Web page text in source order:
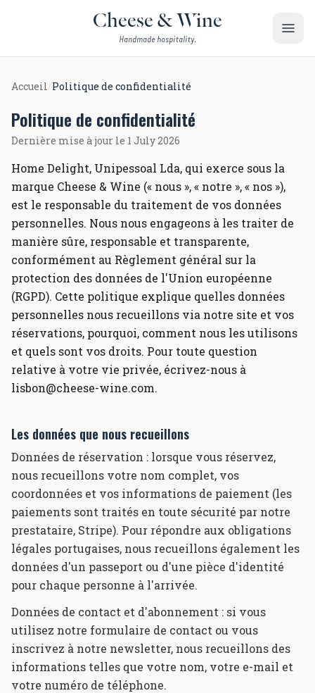
Cheese & Wine
Handmade hospitality.
Accueil/Politique de confidentialité
Politique de confidentialité
Dernière mise à jour le 1 July 2026
Home Delight, Unipessoal Lda, qui exerce sous la
marque Cheese & Wine (« nous », « notre », « nos »),
est le responsable du traitement de vos données
personnelles. Nous nous engageons à les traiter de
manière sûre, responsable et transparente,
conformément au Règlement général sur la
protection des données de l'Union européenne
(RGPD). Cette politique explique quelles données
personnelles nous recueillons via notre site et vos
réservations, pourquoi, comment nous les utilisons
et quels sont vos droits. Pour toute question
relative à votre vie privée, écrivez-nous à
lisbon@cheese-wine.com.
Les données que nous recueillons
Données de réservation : lorsque vous réservez,
nous recueillons votre nom complet, vos
coordonnées et vos informations de paiement (les
paiements sont traités en toute sécurité par notre
prestataire, Stripe). Pour répondre aux obligations
légales portugaises, nous recueillons également les
données d'un passeport ou d'une pièce d'identité
pour chaque personne à l'arrivée.
Données de contact et d'abonnement : si vous
utilisez notre formulaire de contact ou vous
inscrivez à notre newsletter, nous recueillons des
informations telles que votre nom, votre e-mail et
votre numéro de téléphone.